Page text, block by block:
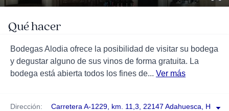
Qué hacer
Bodegas Alodia ofrece la posibilidad de visitar su bodega
y degustar alguno de sus vinos de forma gratuita. La
bodega está abierta todos los fines de... Ver más
Dirección: Carretera A-1229, km. 11,3, 22147 Adahuesca,